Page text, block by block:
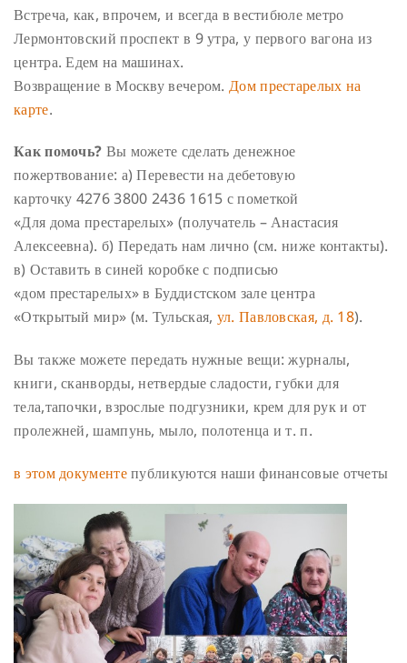
Встреча, как, впрочем, и всегда в вестибюле метро
Лермонтовский проспект в 9 утра, у первого вагона из
центра. Едем на машинах.
Возвращение в Москву вечером.Дом престарелых на
карте.
Как помочь? Вы можете сделать денежное
пожертвование: а) Перевести на дебетовую
карточку 4276 3800 2436 1615 с пометкой
«Для дома престарелых» (получатель – Анастасия
Алексеевна). б) Передать нам лично (см. ниже контакты).
в) Оставить в синей коробке с подписью
«дом престарелых» в Буддистском зале центра
«Открытый мир» (м. Тульская, ул. Павловская, д. 18).
Вы также можете передать нужные вещи: журналы,
книги, сканворды, нетвердые сладости, губки для
тела,тапочки, взрослые подгузники, крем для рук и от
пролежней, шампунь, мыло, полотенца и т. п.
в этом документепубликуются наши финансовые отчеты